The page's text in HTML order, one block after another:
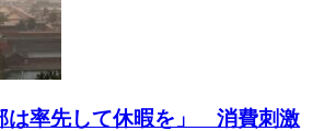
は率先して休暇を」 消費刺激